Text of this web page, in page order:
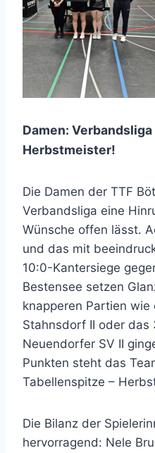
Damen: Verbandsliga
Herbstmeister!
Die Damen der TTF
Verbandsliga eine
Wünsche offen lässt.
und das mit
10:0-Kantersiege
Bestensee setzen
knapperen Partien
Stahnsdorf II oder das
Neuendorfer SV II
Punkten steht das
Tabellenspitze –
Die Bilanz der
hervorragend: Nele